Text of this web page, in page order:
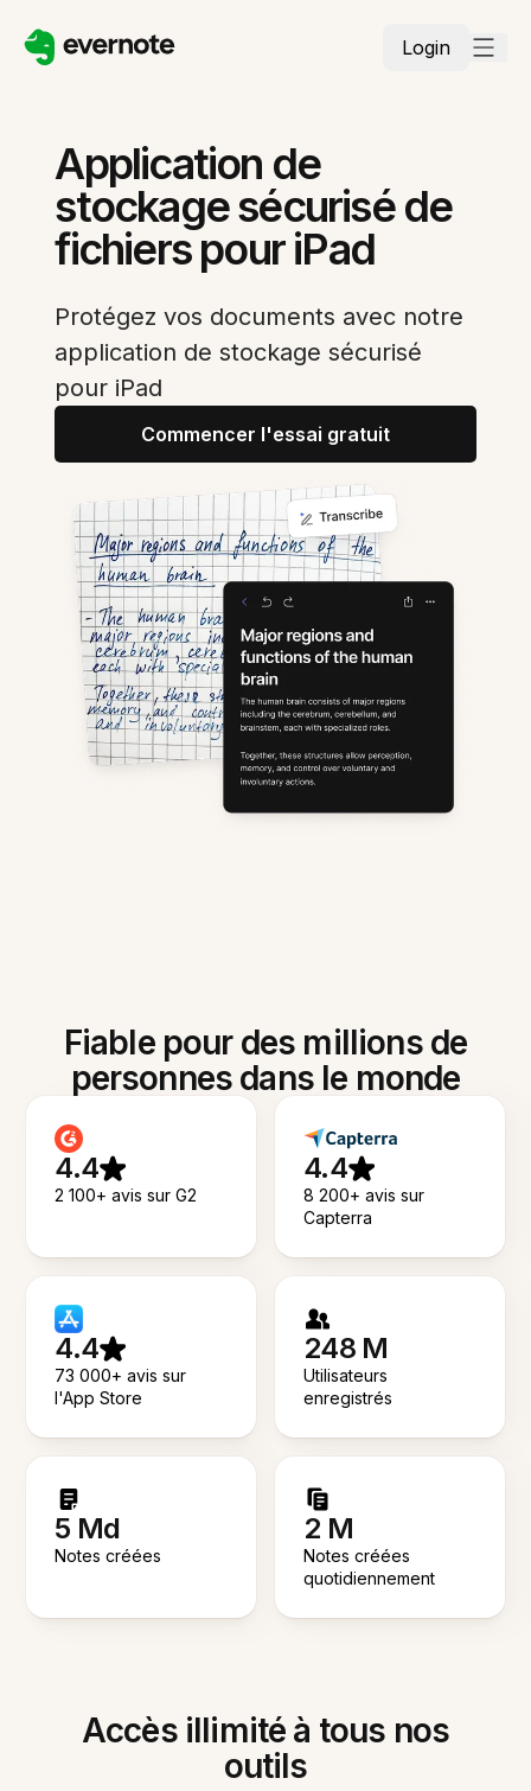
Login
Application de
stockage sécurisé de
fichiers pour iPad
Protégez vos documents avec notre
application de stockage sécurisé
pour iPad
Commencer l'essai gratuit
Fiable pour des millions de
personnes dans le monde
4.4
2 100+ avis sur G2
4.4
8 200+ avis sur
Capterra
4.4
73 000+ avis sur
l'App Store
248 M
Utilisateurs
enregistrés
5 Md
Notes créées
2 M
Notes créées
quotidiennement
Accès illimité à tous nos
outils